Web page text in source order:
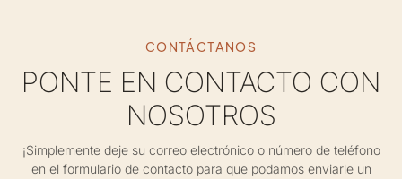
CONTÁCTANOS
PONTE EN CONTACTO CON
NOSOTROS
¡Simplemente deje su correo electrónico o número de teléfono
en el formulario de contacto para que podamos enviarle un